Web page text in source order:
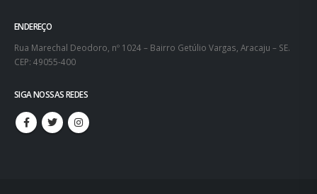
ENDEREÇO
Rua Marechal Deodoro, nº 1024 – Bairro Getúlio Vargas, Aracaju – SE.
CEP: 49055-400
SIGA NOSSAS REDES